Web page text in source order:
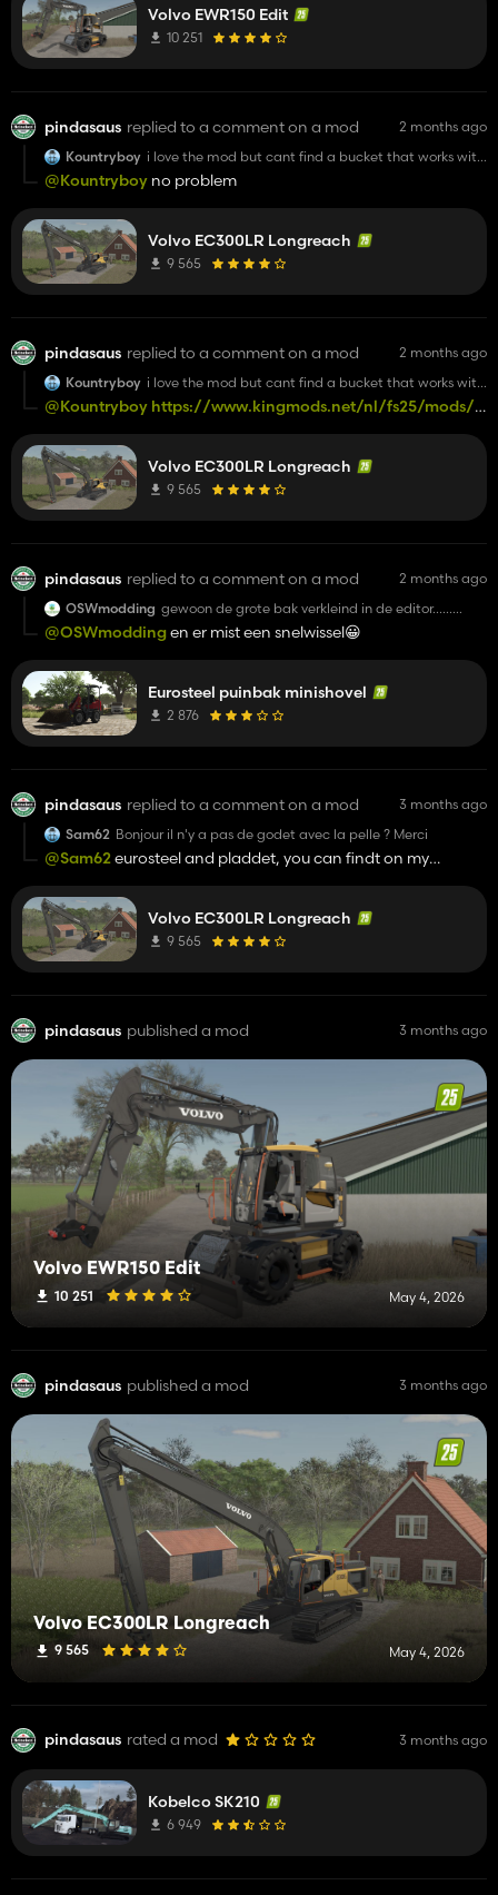
Volvo EWR150 Edit
10 251
pindasaus replied to a comment on a mod
2 months ago
Kountryboy i love the mod but cant find a bucket that works with
it anyone know what one works with this excavator
@Kountryboy no problem
Volvo EC300LR Longreach
9 565
pindasaus replied to a comment on a mod
2 months ago
Kountryboy i love the mod but cant find a bucket that works with
it anyone know what one works with this excavator
@Kountryboy https://www.kingmods.net/nl/fs25/mods/
https://www.kingmods.net/nl/fs25/mods/77384/eurosteel-
pack
Volvo EC300LR Longreach
9 565
pindasaus replied to a comment on a mod
2 months ago
OSWmodding gewoon de grote bak verkleind in de editor......
haken staan allemaal verkeerd.
@OSWmoddingen er mist een snelwissel😀
Eurosteel puinbak minishovel
2 876
pindasaus replied to a comment on a mod
3 months ago
Sam62 Bonjour il n'y a pas de godet avec la pelle ? Merci
@Sam62eurosteel and pladdet, you can findt on my
Volvo EC300LR Longreach
9 565
pindasaus published a mod 3 months ago
Volvo EWR150 Edit
10 251 May 4, 2026
pindasaus published a mod 3 months ago
Volvo EC300LR Longreach
9 565 May 4, 2026
pindasaus rated a mod 3 months ago
Kobelco SK210
6 949